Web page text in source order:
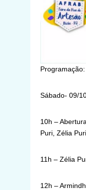
Programação:
Sábado- 09/
10h –
Puri, Zélia
11h – Zélia
12h –